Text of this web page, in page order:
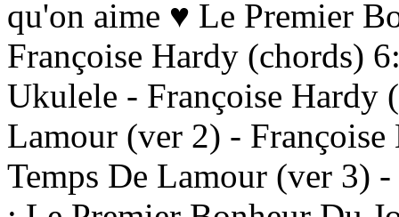
qu'on aime ♥ Le Premier
Françoise Hardy (chords)
Ukulele - Françoise Hardy
Lamour (ver 2) -
Temps De Lamour (ver 3)